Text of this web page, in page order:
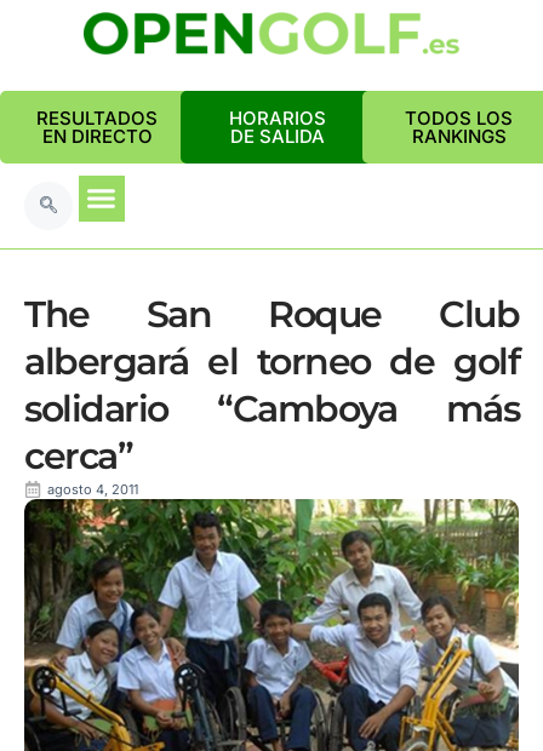
RESULTADOS
EN DIRECTO
HORARIOS
DE SALIDA
TODOS LOS
RANKINGS
The San Roque Club
albergará el torneo de golf
solidario “Camboya más
cerca”
agosto 4, 2011